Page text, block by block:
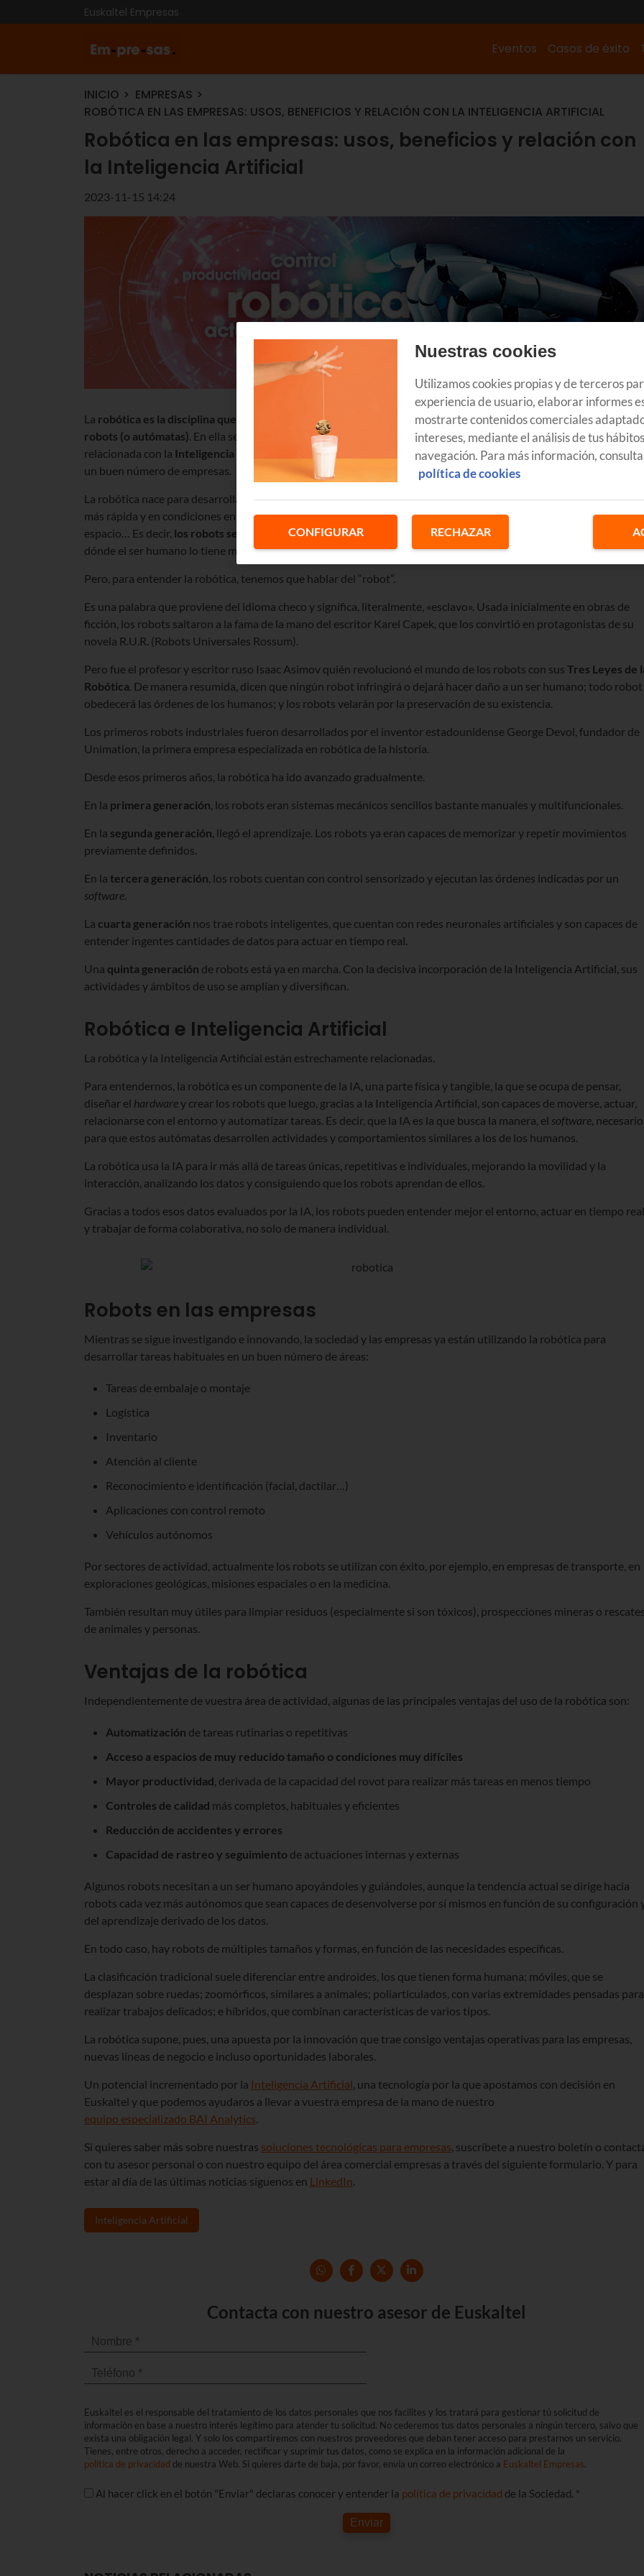
Euskaltel Empresas
Eventos Casos de éxito
INICIO
EMPRESAS
ROBÓTICA EN LAS EMPRESAS: USOS, BENEFICIOS Y RELACIÓN CON LA INTELIGENCIA ARTIFICIAL
Robótica en las empresas: usos, beneficios y relación con
la Inteligencia Artificial
2023-11-15 14:24
La robótica es la disciplina que se ocupa del diseño, la programación, la producción, el análisis y la aplicación de
robots (o autómatas) . En ella se combinan la ingeniería, la mecánica, la electrónica o la informática. Estrechamente
relacionada con la Inteligencia Artificial
, es una de las tecnologías con mayor proyección y su uso es ya habitual en
un buen número de empresas.
La robótica nace para desarrollar tareas habitualmente desempeñadas por el ser humano, pero de forma mucho
más rápida y en condiciones en el que éste no podría, por su difícil acceso, por las altas temperaturas, por la falta de
espacio… Es decir, los robots se crean para reducir trabajos tediosos o peligrososporque son capaces de llegar
dónde el ser humano lo tiene muy difícil y además, lo hacen con garantías de éxito y seguridad.
Pero, para entender la robótica, tenemos que hablar del “robot”.
Es una palabra que proviene del idioma checo y significa, literalmente, «esclavo». Usada inicialmente en obras de
ficción, los robots saltaron a la fama de la mano del escritor Karel Capek, que los convirtió en protagonistas de su
novela R.U.R. (Robots Universales Rossum).
Pero fue el profesor y escritor ruso Isaac Asimov quién revolucionó el mundo de los robots con sus Tres Leyes de
Robótica . De manera resumida, dicen que ningún robot infringirá o dejará hacer daño a un ser humano; todo robot
obedecerá las órdenes de los humanos; y los robots velarán por la preservación de su existencia.
Los primeros robots industriales fueron desarrollados por el inventor estadounidense George Devol, fundador de
Unimation, la primera empresa especializada en robótica de la historia.
Desde esos primeros años, la robótica ha ido avanzado gradualmente.
En la primera generación , los robots eran sistemas mecánicos sencillos bastante manuales y multifuncionales.
En la segunda generación , llegó el aprendizaje. Los robots ya eran capaces de memorizar y repetir movimientos
previamente definidos.
En la tercera generación , los robots cuentan con control sensorizado y ejecutan las órdenes indicadas por un
software
La cuarta generación nos trae robots inteligentes, que cuentan con redes neuronales artificiales y son capaces de
entender ingentes cantidades de datos para actuar en tiempo real.
Una quinta generación de robots está ya en marcha. Con la decisiva incorporación de la Inteligencia Artificial, sus
actividades y ámbitos de uso se amplían y diversifican.
Robótica e Inteligencia Artificial
La robótica y la Inteligencia Artificial están estrechamente relacionadas.
Para entendernos, la robótica es un componente de la IA, una parte física y tangible, la que se ocupa de pensar,
diseñar el hardwarey crear los robots que luego, gracias a la Inteligencia Artificial, son capaces de moverse, actuar,
relacionarse con el entorno y automatizar tareas. Es decir, que la IA es la que busca la manera, el software , necesario
para que estos autómatas desarrollen actividades y comportamientos similares a los de los humanos.
La robótica usa la IA para ir más allá de tareas únicas, repetitivas e individuales, mejorando la movilidad y la
interacción, analizando los datos y consiguiendo que los robots aprendan de ellos.
Gracias a todos esos datos evaluados por la IA, los robots pueden entender mejor el entorno, actuar en tiempo real
y trabajar de forma colaborativa, no solo de manera individual.
Robots en las empresas
Mientras se sigue investigando e innovando, la sociedad y las empresas ya están utilizando la robótica para
desarrollar tareas habituales en un buen número de áreas:
Tareas de embalaje o montaje
Logística
Inventario
Atención al cliente
Reconocimiento e identificación (facial, dactilar…)
Aplicaciones con control remoto
Vehículos autónomos
Por sectores de actividad, actualmente los robots se utilizan con éxito, por ejemplo, en empresas de transporte, en
exploraciones geológicas, misiones espaciales o en la medicina.
También resultan muy útiles para limpiar residuos (especialmente si son tóxicos), prospecciones mineras o
de animales y personas.
Ventajas de la robótica
Independientemente de vuestra área de actividad, algunas de las principales ventajas del uso de la robótica son:
Automatización de tareas rutinarias o repetitivas
Acceso a espacios de muy reducido tamaño o condiciones muy difíciles
Mayor productividad , derivada de la capacidad del rovot para realizar más tareas en menos tiempo
Controles de calidad más completos, habituales y eficientes
Reducción de accidentes y errores
Capacidad de rastreo y seguimiento de actuaciones internas y externas
Algunos robots necesitan a un ser humano apoyándoles y guiándoles, aunque la tendencia actual se dirige hacia
robots cada vez más autónomos que sean capaces de desenvolverse por sí mismos en función de su configuración
del aprendizaje derivado de los datos.
En todo caso, hay robots de múltiples tamaños y formas, en función de las necesidades específicas.
La clasificación tradicional suele diferenciar entre androides, los que tienen forma humana; móviles, que se
desplazan sobre ruedas; zoomórficos, similares a animales; poliarticulados, con varias extremidades pensadas para
realizar trabajos delicados; e híbridos, que combinan características de varios tipos.
La robótica supone, pues, una apuesta por la innovación que trae consigo ventajas operativas para las empresas,
nuevas líneas de negocio e incluso oportunidades laborales.
Un potencial incrementado por la Inteligencia Artificial , una tecnología por la que apostamos con decisión en
Euskaltel y que podemos ayudaros a llevar a vuestra empresa de la mano de nuestro
equipo especializado BAI Analytics
Si quieres saber más sobre nuestras soluciones tecnológicas para empresas , suscríbete a nuestro boletín o
con tu asesor personal o con nuestro equipo del área comercial empresas a través del siguiente formulario. Y para
estar al día de las últimas noticias síguenos en LinkedIn
Inteligencia Artificial
Contacta con nuestro asesor de Euskaltel
Euskaltel es el responsable del tratamiento de los datos personales que nos facilites y los tratará para gestionar tú solicitud de
información en base a nuestro interés legítimo para atender tu solicitud. No cederemos tus datos personales a ningún tercero, salvo que
exista una obligación legal. Y solo los compartiremos con nuestros proveedores que deban tener acceso para prestarnos un servicio.
Tienes, entre otros, derecho a acceder, rectificar y suprimir tus datos, como se explica en la información adicional de la
política de privacidad de nuestra Web. Si quieres darte de baja, por favor, envía un correo electrónico a Euskaltel Empresas.
Al hacer click en el botón "Enviar" declaras conocer y entender la política de privacidad de la Sociedad. *
Enviar
Nuestras cookies
Utilizamos cookies propias y de terceros
experiencia de usuario, elaborar informes
mostrarte contenidos comerciales
intereses, mediante el análisis de tus
navegación. Para más información,
política de cookies
CONFIGURAR RECHAZAR